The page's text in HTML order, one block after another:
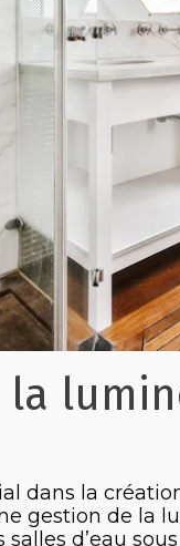
la
dans la
gestion de la
d’eau